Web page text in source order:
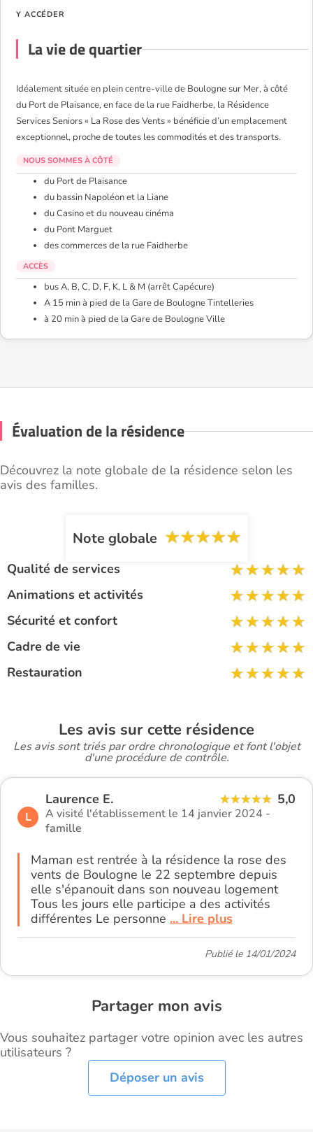
Y ACCÉDER
La vie de quartier
Idéalement située en plein centre-ville de Boulogne sur Mer, à côté
du Port de Plaisance, en face de la rue Faidherbe, la Résidence
Services Seniors « La Rose des Vents » bénéficie d’un emplacement
exceptionnel, proche de toutes les commodités et des transports.
NOUS SOMMES À CÔTÉ
du Port de Plaisance
du bassin Napoléon et la Liane
du Casino et du nouveau cinéma
du Pont Marguet
des commerces de la rue Faidherbe
ACCÈS
bus A, B, C, D, F, K, L & M (arrêt Capécure)
A 15 min à pied de la Gare de Boulogne Tintelleries
à 20 min à pied de la Gare de Boulogne Ville
Évaluation de la résidence
Découvrez la note globale de la résidence selon les
avis des familles.
Note globale
Qualité de services
Animations et activités
Sécurité et confort
Cadre de vie
Restauration
Les avis sur cette résidence
Les avis sont triés par ordre chronologique et font l'objet
d'une procédure de contrôle.
L
Laurence E. 5,0
A visité l'établissement le 14 janvier 2024 -
famille
Maman est rentrée à la résidence la rose des
vents de Boulogne le 22 septembre depuis
elle s'épanouit dans son nouveau logement
Tous les jours elle participe a des activités
différentes Le personne ... Lire plus
Publié le 14/01/2024
Partager mon avis
Vous souhaitez partager votre opinion avec les autres
utilisateurs ?
Déposer un avis